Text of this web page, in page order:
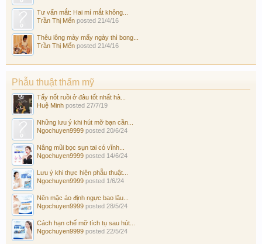
Tư vấn mắt: Hai mí mắt không...
Trần Thị Mến posted 21/4/16
Thêu lông mày mấy ngày thì bong...
Trần Thị Mến posted 21/4/16
Phẫu thuật thẩm mỹ
Tẩy nốt ruồi ở đâu tốt nhất hà...
Huệ Minh posted 27/7/19
Những lưu ý khi hút mỡ bạn cần...
Ngochuyen9999 posted 20/6/24
Nâng mũi bọc sụn tai có vĩnh...
Ngochuyen9999 posted 14/6/24
Lưu ý khi thực hiện phẫu thuật...
Ngochuyen9999 posted 1/6/24
Nên mặc áo định ngực bao lâu...
Ngochuyen9999 posted 28/5/24
Cách hạn chế mỡ tích tụ sau hút...
Ngochuyen9999 posted 22/5/24